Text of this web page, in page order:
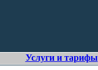
Услуги и тарифы